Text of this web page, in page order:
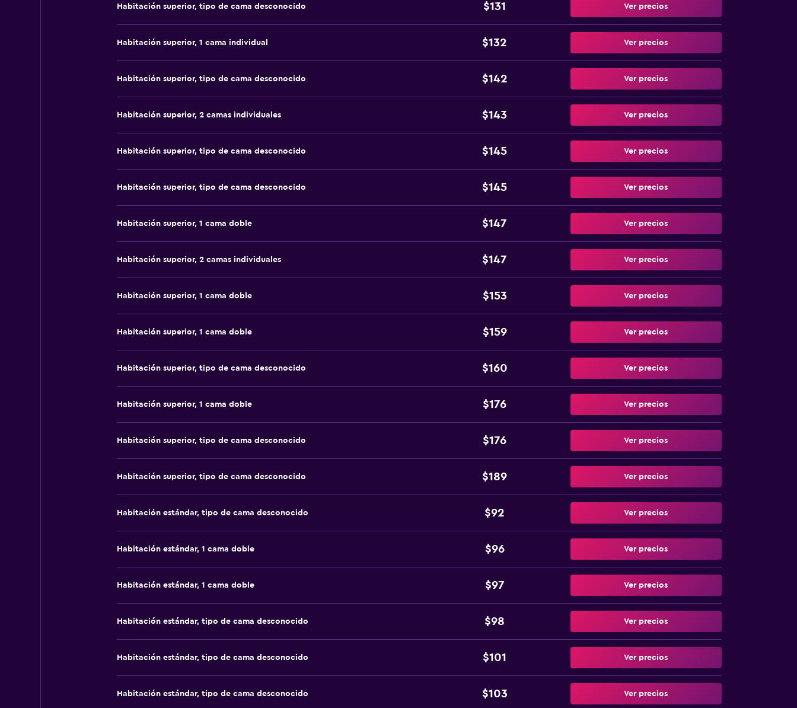
Habitación superior, tipo de cama desconocido $131 Ver precios
Habitación superior, 1 cama individual $132 Ver precios
Habitación superior, tipo de cama desconocido $142 Ver precios
Habitación superior, 2 camas individuales $143 Ver precios
Habitación superior, tipo de cama desconocido $145 Ver precios
Habitación superior, tipo de cama desconocido $145 Ver precios
Habitación superior, 1 cama doble $147 Ver precios
Habitación superior, 2 camas individuales $147 Ver precios
Habitación superior, 1 cama doble $153 Ver precios
Habitación superior, 1 cama doble $159 Ver precios
Habitación superior, tipo de cama desconocido $160 Ver precios
Habitación superior, 1 cama doble $176 Ver precios
Habitación superior, tipo de cama desconocido $176 Ver precios
Habitación superior, tipo de cama desconocido $189 Ver precios
Habitación estándar, tipo de cama desconocido $92 Ver precios
Habitación estándar, 1 cama doble $96 Ver precios
Habitación estándar, 1 cama doble $97 Ver precios
Habitación estándar, tipo de cama desconocido $98 Ver precios
Habitación estándar, tipo de cama desconocido $101 Ver precios
Habitación estándar, tipo de cama desconocido $103 Ver precios